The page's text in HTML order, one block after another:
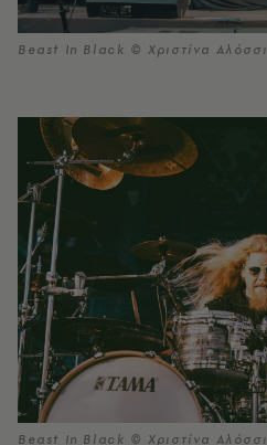
Beast In Black © Χριστίνα Αλόσσι
Beast In Black © Χριστίνα Αλόσσι